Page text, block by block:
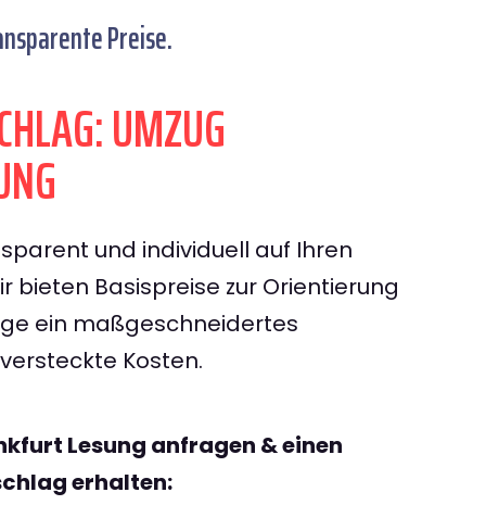
Preise.
UMZUG
und individuell auf Ihren
bieten Basispreise zur Orientierung
ein maßgeschneidertes
Kosten.
Lesung anfragen & einen
erhalten: